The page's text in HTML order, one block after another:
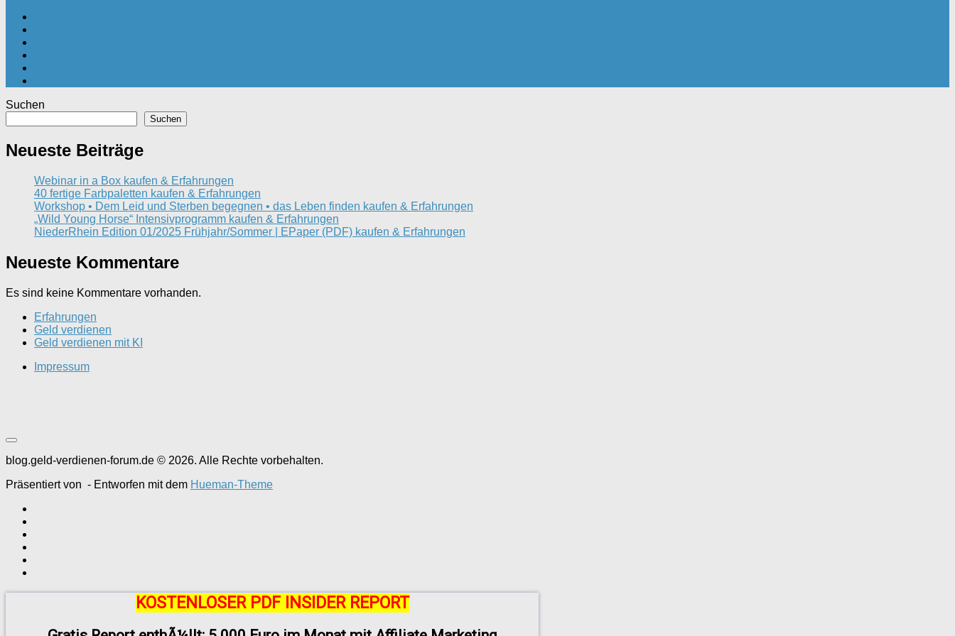
Suchen
Suchen
Neueste Beiträge
Webinar in a Box kaufen & Erfahrungen
40 fertige Farbpaletten kaufen & Erfahrungen
Workshop • Dem Leid und Sterben begegnen • das Leben finden kaufen & Erfahrungen
„Wild Young Horse“ Intensivprogramm kaufen & Erfahrungen
NiederRhein Edition 01/2025 Frühjahr/Sommer | EPaper (PDF) kaufen & Erfahrungen
Neueste Kommentare
Es sind keine Kommentare vorhanden.
Erfahrungen
Geld verdienen
Geld verdienen mit KI
Impressum
blog.geld-verdienen-forum.de © 2026. Alle Rechte vorbehalten.
Präsentiert von - Entworfen mit dem Hueman-Theme
KOSTENLOSER PDF INSIDER REPORT